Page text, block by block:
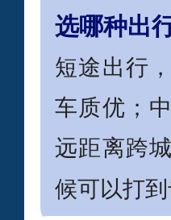
选哪种出
短途出行
车质优；
远距离跨
候可以打到